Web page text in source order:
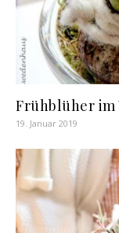
Frühblüher
19. Januar 2019